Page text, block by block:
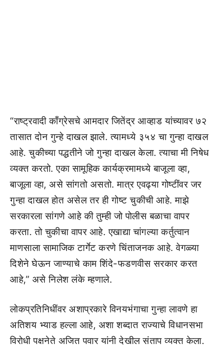
“राष्ट्रवादी काँग्रेसचे आमदार जितेंद्र आव्हाड यांच्यावर ७२
तासात दोन गुन्हे दाखल झाले. त्यामध्ये ३५४ चा गुन्हा दाखल
आहे. चुकीच्या पद्धतीने जो गुन्हा दाखल केला. त्याचा मी निषेध
व्यक्त करतो. एका सामूहिक कार्यक्रमामध्ये बाजूला व्हा,
बाजूला व्हा, असे सांगतो असतो. मात्र एवढ्या गोष्टींवर जर
गुन्हा दाखल होत असेल तर ही गोष्ट चुकीची आहे. माझे
सरकारला सांगणे आहे की तुम्ही जो पोलीस बळाचा वापर
करता. तो चुकीचा वापर आहे. एखाद्या चांगल्या कर्तुत्वान
माणसाला सामाजिक टार्गेट करणे चिंताजनक आहे. वेगळ्या
दिशेने घेऊन जाण्याचे काम शिंदे-फडणवीस सरकार करत
आहे,” असे निलेश लंके म्हणाले.
लोकप्रतिनिधींवर अशाप्रकारे विनयभंगाचा गुन्हा लावणे हा
अतिशय भ्याड हल्ला आहे, अशा शब्दात राज्याचे विधानसभा
विरोधी पक्षनेते अजित पवार यांनी देखील संताप व्यक्त केला.